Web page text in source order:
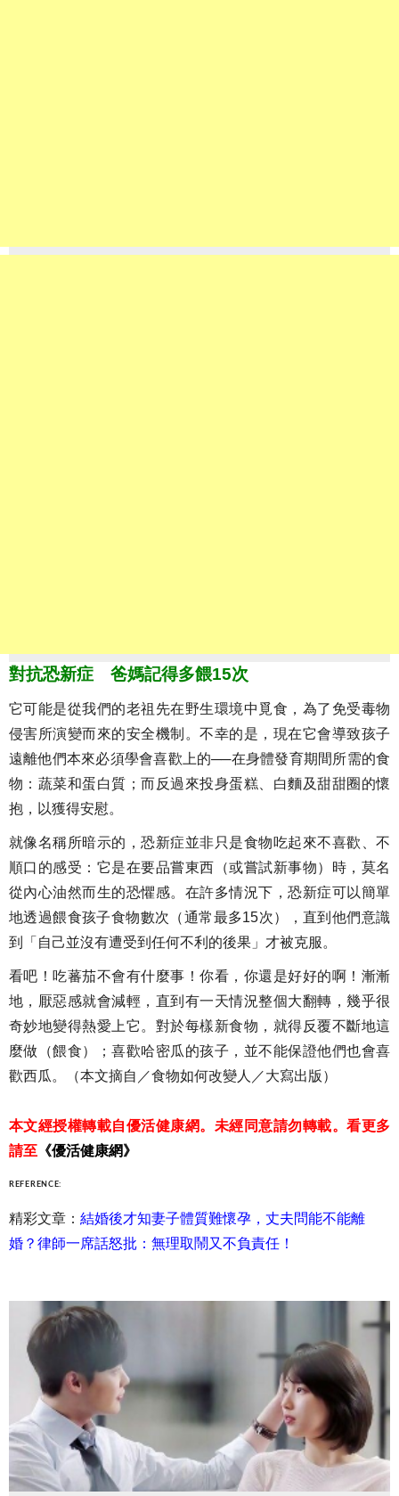
對抗恐新症 爸媽記得多餵15次
它可能是從我們的老祖先在野生環境中覓食，為了免受毒物
侵害所演變而來的安全機制。不幸的是，現在它會導致孩子
遠離他們本來必須學會喜歡上的──在身體發育期間所需的食
物：蔬菜和蛋白質；而反過來投身蛋糕、白麵及甜甜圈的懷
抱，以獲得安慰。
就像名稱所暗示的，恐新症並非只是食物吃起來不喜歡、不
順口的感受：它是在要品嘗東西（或嘗試新事物）時，莫名
從內心油然而生的恐懼感。在許多情況下，恐新症可以簡單
地透過餵食孩子食物數次（通常最多15次），直到他們意識
到「自己並沒有遭受到任何不利的後果」才被克服。
看吧！吃蕃茄不會有什麼事！你看，你還是好好的啊！漸漸
地，厭惡感就會減輕，直到有一天情況整個大翻轉，幾乎很
奇妙地變得熱愛上它。對於每樣新食物，就得反覆不斷地這
麼做（餵食）；喜歡哈密瓜的孩子，並不能保證他們也會喜
歡西瓜。（本文摘自／食物如何改變人／大寫出版）
本文經授權轉載自優活健康網。未經同意請勿轉載。看更多
請至 《優活健康網》
REFERENCE:
精彩文章： 結婚後才知妻子體質難懷孕，丈夫問能不能離
婚？律師一席話怒批：無理取鬧又不負責任！